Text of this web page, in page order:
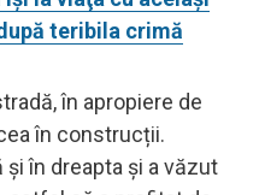
teribila crimă
în apropiere de
în construcții.
în dreapta și a văzut